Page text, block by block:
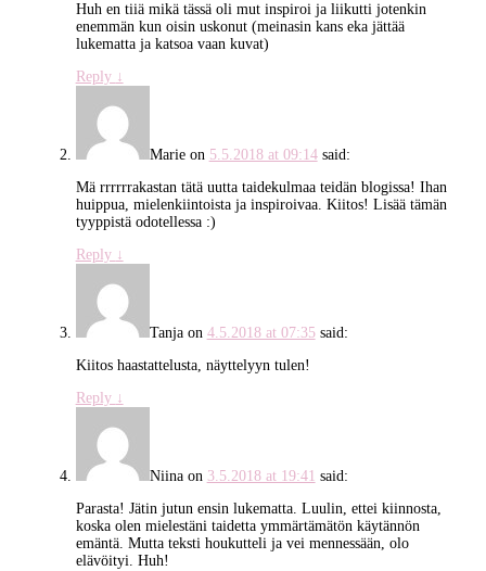
Huh en tiiä mikä tässä oli mut inspiroi ja liikutti jotenkin
enemmän kun oisin uskonut (meinasin kans eka jättää
lukematta ja katsoa vaan kuvat)
Reply ↓
Marieon 5.5.2018 at 09:14 said:
Mä rrrrrrakastan tätä uutta taidekulmaa teidän blogissa! Ihan
huippua, mielenkiintoista ja inspiroivaa. Kiitos! Lisää tämän
tyyppistä odotellessa :)
Reply ↓
Tanjaon 4.5.2018 at 07:35 said:
Kiitos haastattelusta, näyttelyyn tulen!
Reply ↓
Niinaon 3.5.2018 at 19:41 said:
Parasta! Jätin jutun ensin lukematta. Luulin, ettei kiinnosta,
koska olen mielestäni taidetta ymmärtämätön käytännön
emäntä. Mutta teksti houkutteli ja vei mennessään, olo
elävöityi. Huh!